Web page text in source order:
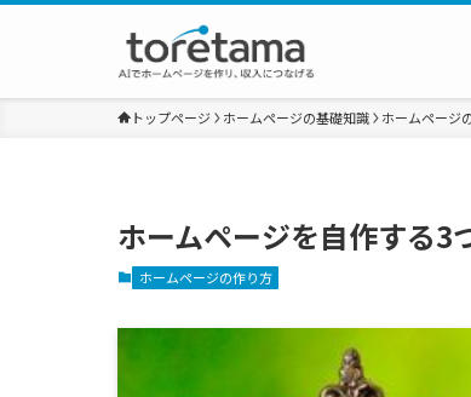
トップページ ホームページの基礎知識 ホームページ
ホームページを自作する3
ホームページの作り方